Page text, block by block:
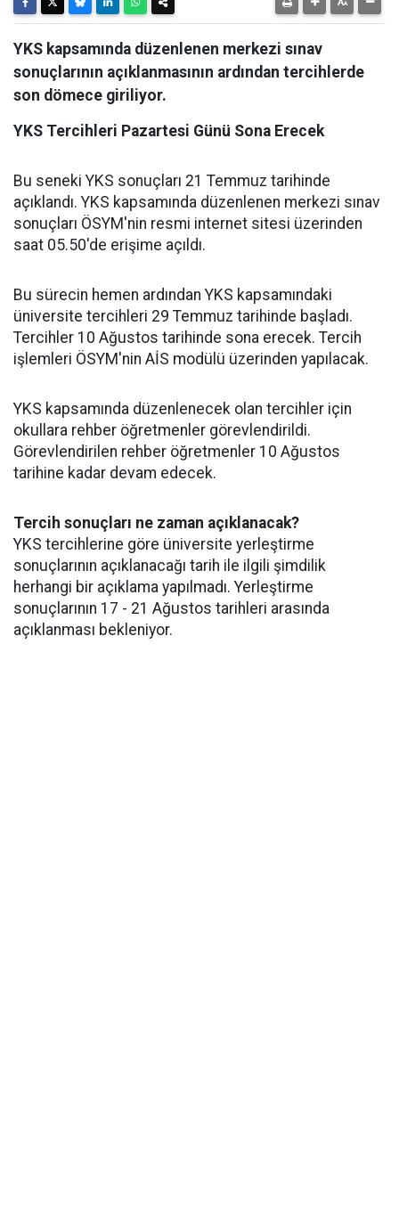
YKS kapsamında düzenlenen merkezi sınav
sonuçlarının açıklanmasının ardından tercihlerde
son dömece giriliyor.
YKS Tercihleri Pazartesi Günü Sona Erecek
Bu seneki YKS sonuçları 21 Temmuz tarihinde
açıklandı. YKS kapsamında düzenlenen merkezi sınav
sonuçları ÖSYM'nin resmi internet sitesi üzerinden
saat 05.50'de erişime açıldı.
Bu sürecin hemen ardından YKS kapsamındaki
üniversite tercihleri 29 Temmuz tarihinde başladı.
Tercihler 10 Ağustos tarihinde sona erecek. Tercih
işlemleri ÖSYM'nin AİS modülü üzerinden yapılacak.
YKS kapsamında düzenlenecek olan tercihler için
okullara rehber öğretmenler görevlendirildi.
Görevlendirilen rehber öğretmenler 10 Ağustos
tarihine kadar devam edecek.
Tercih sonuçları ne zaman açıklanacak?
YKS tercihlerine göre üniversite yerleştirme
sonuçlarının açıklanacağı tarih ile ilgili şimdilik
herhangi bir açıklama yapılmadı. Yerleştirme
sonuçlarının 17 - 21 Ağustos tarihleri arasında
açıklanması bekleniyor.